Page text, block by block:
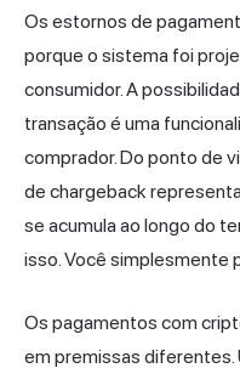
Os estornos de
porque o sistema foi
consumidor. A
transação é uma
comprador. Do ponto de
de chargeback
se acumula ao longo do
isso. Você simplesmente
Os pagamentos com
em premissas diferentes.